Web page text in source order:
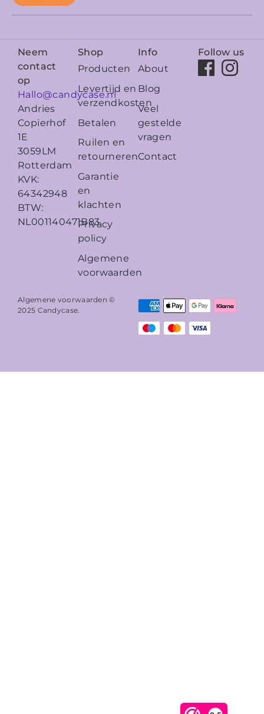
Neem
contact
op
Hallo@candycase.nl
Andries
Copierhof
1E
3059LM
Rotterdam
KVK:
64342948
BTW:
NL001140471B83
Shop
Producten
Levertijd en
verzendkosten
Betalen
Ruilen en
retourneren
Garantie
en
klachten
Privacy
policy
Algemene
voorwaarden
Info
About
Blog
Veel
gestelde
vragen
Contact
Follow us
Algemene voorwaarden ©
2025 Candycase